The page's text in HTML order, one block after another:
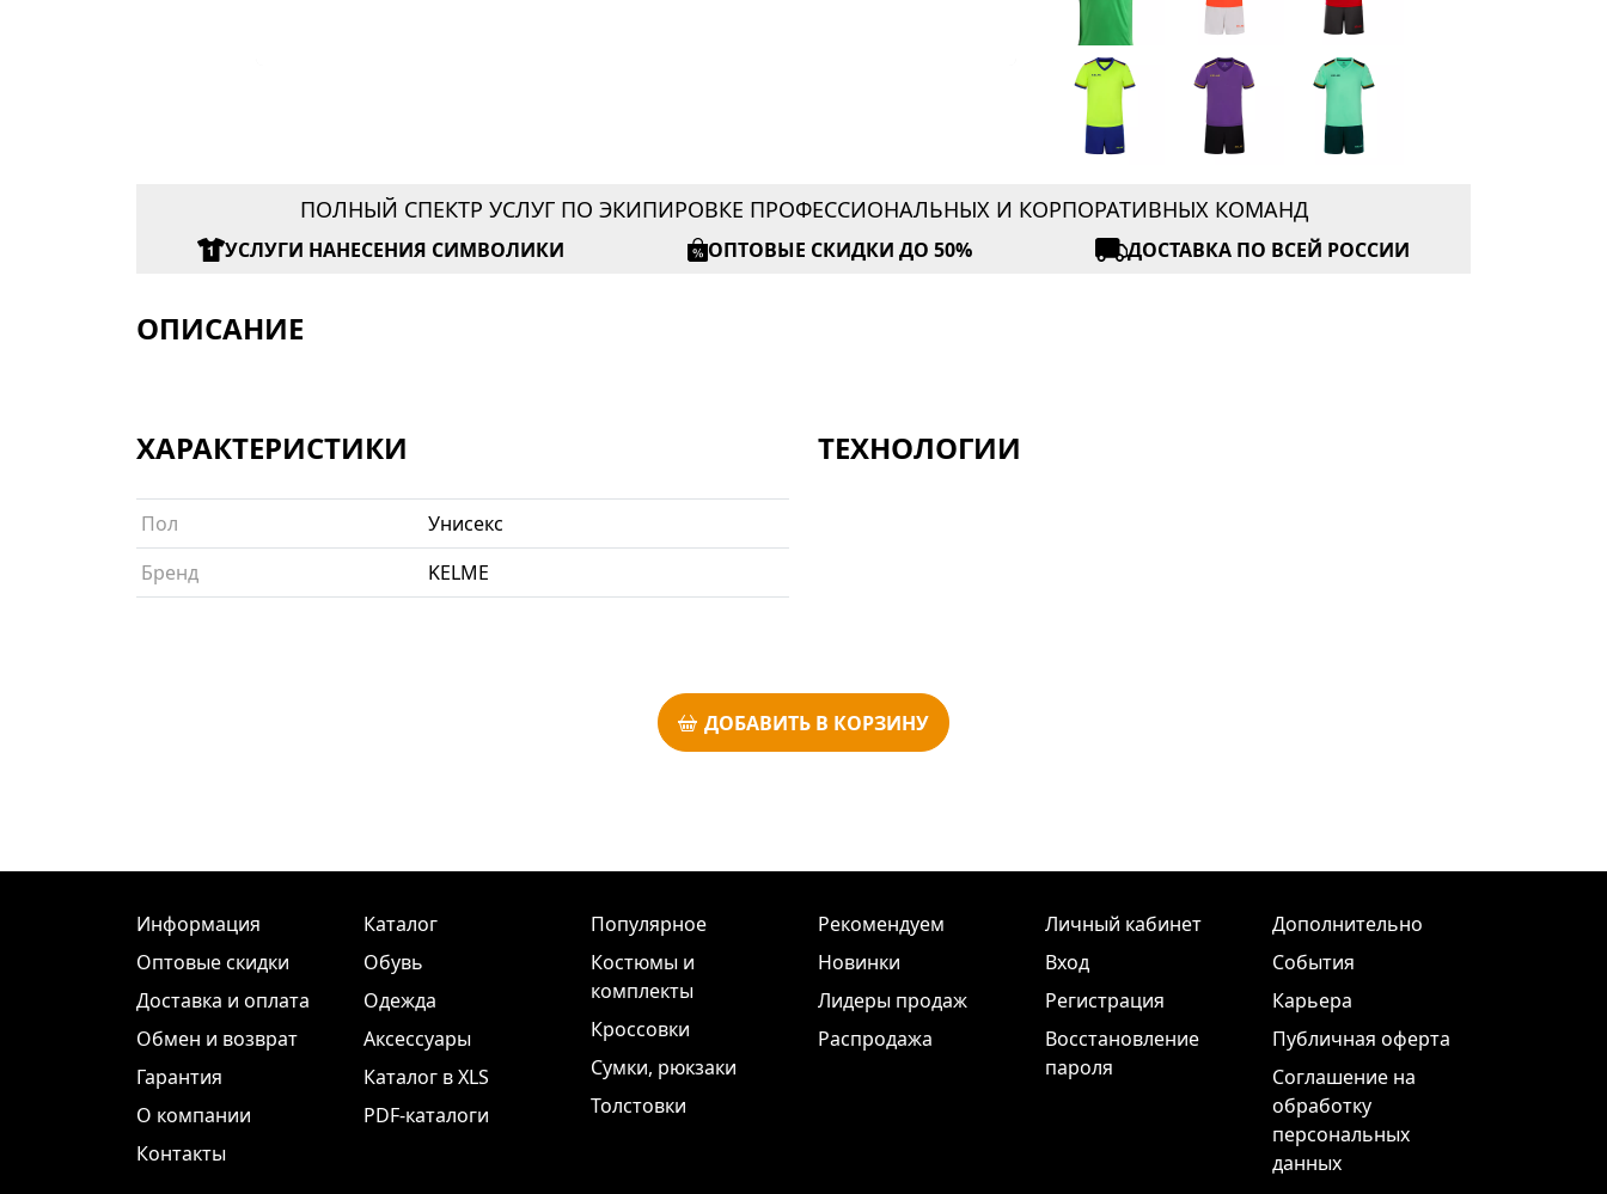
ПОЛНЫЙ СПЕКТР УСЛУГ ПО ЭКИПИРОВКЕ ПРОФЕССИОНАЛЬНЫХ И КОРПОРАТИВНЫХ КОМАНД
УСЛУГИ НАНЕСЕНИЯ СИМВОЛИКИ ОПТОВЫЕ СКИДКИ ДО 50% ДОСТАВКА ПО ВСЕЙ РОССИИ
ОПИСАНИЕ
ХАРАКТЕРИСТИКИ
Пол
Унисекс
Бренд
KELME
ТЕХНОЛОГИИ
ДОБАВИТЬ В КОРЗИНУ
Информация
Оптовые скидки
Доставка и оплата
Обмен и возврат
Гарантия
О компании
Контакты
Каталог
Обувь
Одежда
Аксессуары
Каталог в XLS
PDF-каталоги
Популярное
Костюмы и
комплекты
Кроссовки
Сумки, рюкзаки
Толстовки
Рекомендуем
Новинки
Лидеры продаж
Распродажа
Личный кабинет
Вход
Регистрация
Восстановление
пароля
Дополнительно
События
Карьера
Публичная оферта
Соглашение на
обработку
персональных
данных